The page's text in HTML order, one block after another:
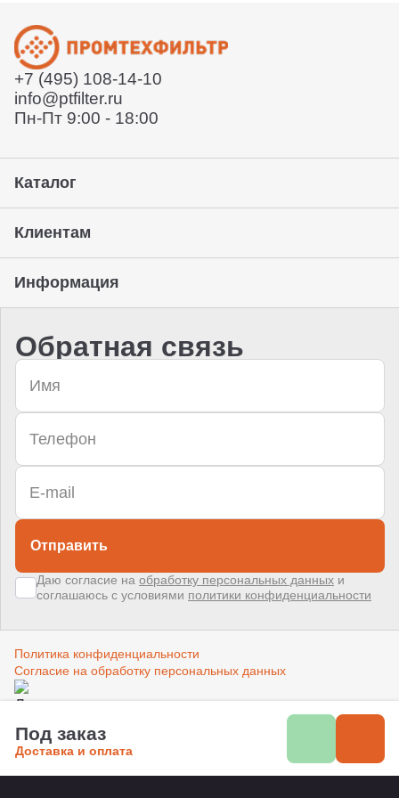
Под заказ
Доставка и оплата
Отправит заказ курьерской службой или вы сможете
забрать его с нашего склада (самовывоз)
Предоставление гарантии, подписание закрывающих
документов
+7 (495) 108-14-10
info@ptfilter.ru
Пн-Пт 9:00 - 18:00
Каталог
Клиентам
Информация
Политика конфиденциальности
Согласие на обработку персональных данных
помогаем продвигать и продавать
Обратная связь
Отправить
Даю согласие на обработку персональных данных и
соглашаюсь с условиями политики конфиденциальности